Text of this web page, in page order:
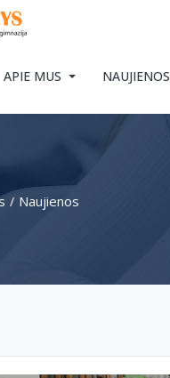
APIE MUS NAUJIENOS
Naujienos